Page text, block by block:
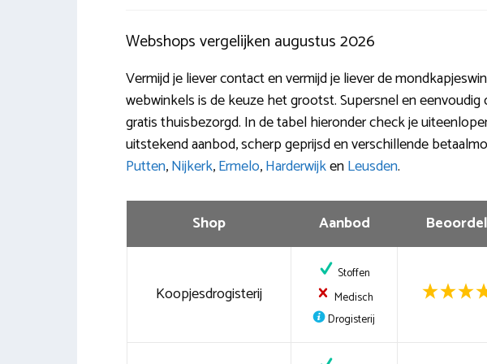
Webshops vergelijken augustus 2026
Vermijd je liever contact en vermijd je liever de
webwinkels is de keuze het grootst. Supersnel en
gratis thuisbezorgd. In de tabel hieronder check je
uitstekend aanbod, scherp geprijsd en verschillende
Putten,Nijkerk,Ermelo,HarderwijkenLeusden.
Shop Aanbod
Koopjesdrogisterij
Stoffen
Medisch
Drogisterij